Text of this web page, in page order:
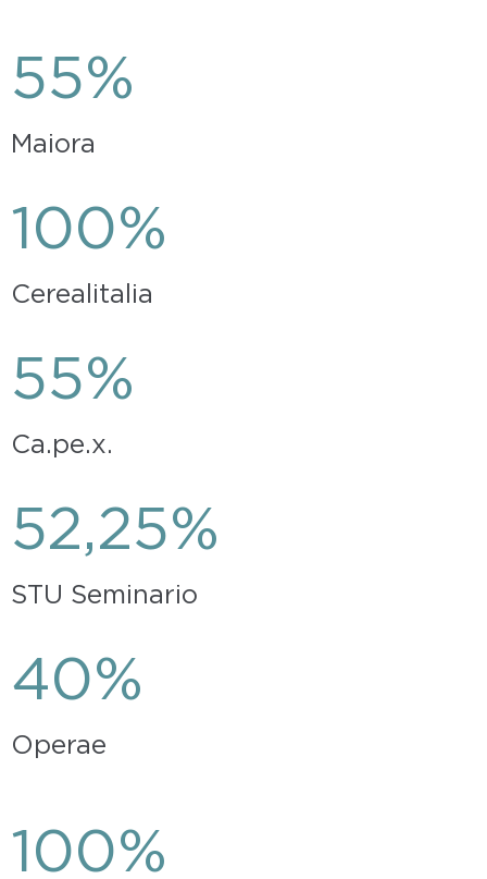
55%
Maiora
100%
Cerealitalia
55%
Ca.pe.x.
52,25%
STU Seminario
40%
Operae
100%